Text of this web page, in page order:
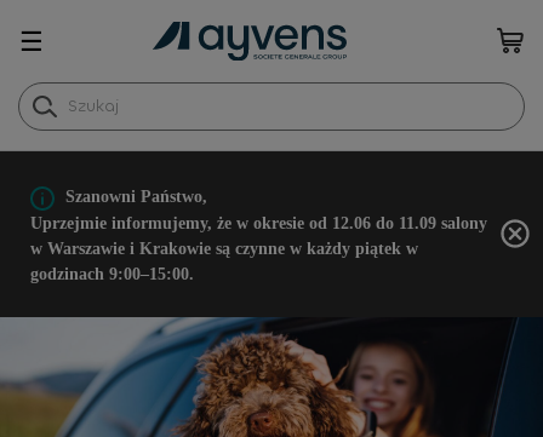
☰
Szanowni Państwo,
Uprzejmie informujemy, że w okresie od 12.06 do 11.09 salony
w Warszawie i Krakowie są czynne w każdy piątek w
godzinach 9:00–15:00.